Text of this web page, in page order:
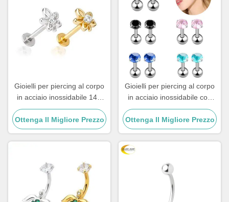
Gioielli per piercing al corpo
in acciaio inossidabile 14K
Labret Lip Piercing Jewelry
1.2mm
Ottenga Il Migliore Prezzo
Gioielli per piercing al corpo
in acciaio inossidabile con
borchie, piercing all'orecchio
da 8 mm con cristallo
Ottenga Il Migliore Prezzo